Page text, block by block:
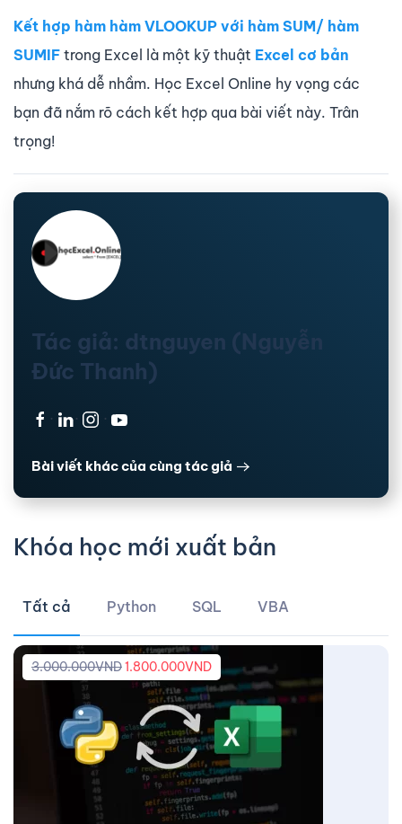
Kết hợp hàm hàm VLOOKUP với hàm SUM/ hàm
SUMIF trong Excel là một kỹ thuật Excel cơ bản
nhưng khá dễ nhầm. Học Excel Online hy vọng các
bạn đã nắm rõ cách kết hợp qua bài viết này. Trân
trọng!
Tác giả: dtnguyen (Nguyễn
Đức Thanh)
· · ·
Bài viết khác của cùng tác giả
Khóa học mới xuất bản
Tất cả Python SQL VBA
3.000.000VND1.800.000VND